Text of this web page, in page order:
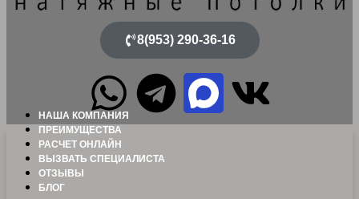
8(953) 290-36-16
НАША КОМПАНИЯ
ПРЕИМУЩЕСТВА
РАСЧЕТ ОНЛАЙН
ВЫЗВАТЬ СПЕЦИАЛИСТА
ОТЗЫВЫ
БЛОГ